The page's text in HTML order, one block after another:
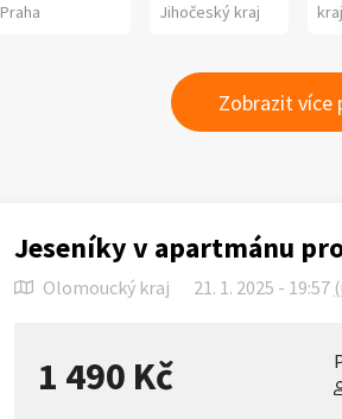
Praha
Jihočeský kraj
kraj
Zobrazit více
Jeseníky v apartmánu
Olomoucký kraj 21. 1. 2025 - 19:57
1 490 Kč